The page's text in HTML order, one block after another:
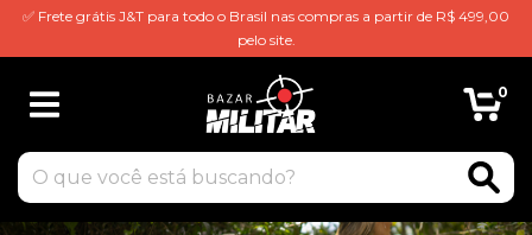
✅ Frete grátis J&T para todo o Brasil nas compras a partir de R$ 499,00
pelo site.
0